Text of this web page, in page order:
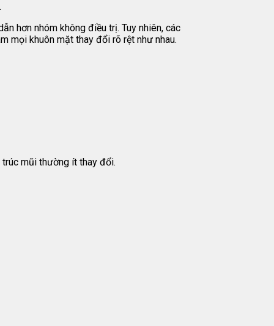
hơn nhóm không điều trị. Tuy nhiên, các
mọi khuôn mặt thay đổi rõ rệt như nhau.
trúc mũi thường ít thay đổi.